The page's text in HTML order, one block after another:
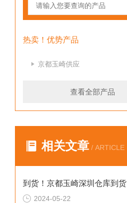
热卖！优势产品
京都玉崎供应
查看全部产品
相关文章 / ARTICLE
2024-05-22